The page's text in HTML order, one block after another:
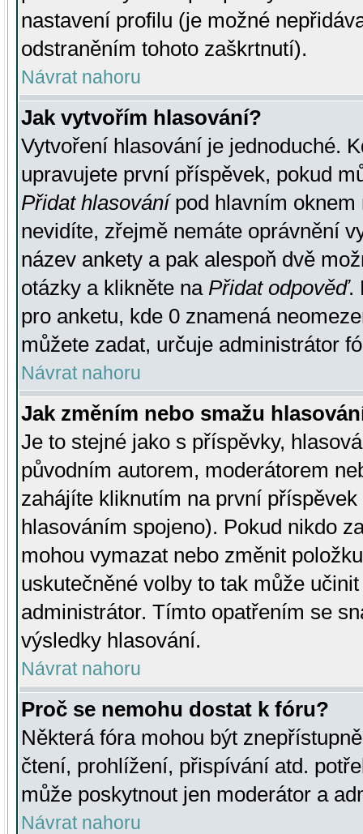
nastavení profilu (je možné
odstraněním tohoto zaškrtnutí).
Návrat nahoru
Jak vytvořím hlasování?
Vytvoření hlasování je jednoduché.
upravujete první příspěvek, pokud
Přidat hlasovánípod hlavním oknem
nevidíte, zřejmě nemáte oprávnění
název ankety a pak alespoň dvě
otázky a klikněte na Přidat odpověď.
pro anketu, kde 0 znamená
můžete zadat, určuje administrátor
Návrat nahoru
Jak změním nebo smažu
Je to stejné jako s příspěvky,
původním autorem, moderátorem
zahájíte kliknutím na první
hlasováním spojeno). Pokud nikdo
mohou vymazat nebo změnit
uskutečněné volby to tak může
administrátor. Tímto opatřením se
výsledky hlasování.
Návrat nahoru
Proč se nemohu dostat k fóru?
Některá fóra mohou být
čtení, prohlížení, přispívání atd.
může poskytnout jen moderátor a
Návrat nahoru